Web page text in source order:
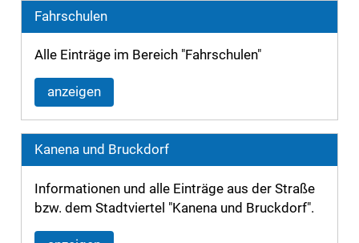
Fahrschulen
Alle Einträge im Bereich "Fahrschulen"
anzeigen
Kanena und Bruckdorf
Informationen und alle Einträge aus der Straße
bzw. dem Stadtviertel "Kanena und Bruckdorf".